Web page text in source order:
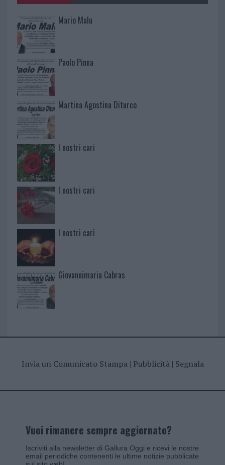
Mario Malu
Paolo Pinna
Martina Agostina Diturco
I nostri cari
I nostri cari
I nostri cari
Giovannimaria Cabras
Invia un Comunicato Stampa| Pubblicità| Segnala
Vuoi rimanere sempre aggiornato?
Iscriviti alla newsletter di Gallura Oggi e ricevi le nostre
email periodiche contenenti le ultime notizie pubblicate